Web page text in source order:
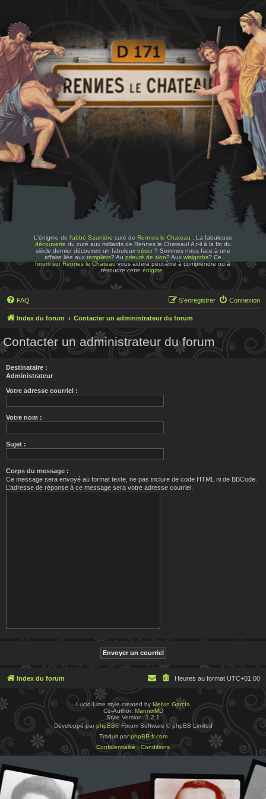
L'énigme de l'abbé Saunière curé de Rennes le Chateau : La fabuleuse
découverte du curé aux milliards de Rennes le Chateau! A t-il à la fin du
siècle dernier découvert un fabuleux trésor? Sommes nous face à une
affaire liée aux templiers? Au prieuré de sion? Aux wisigoths? Ce
forum sur Rennes le Chateauvous aidera peut-être à comprendre ou à
résoudre cetteénigme
FAQ Connexion
S’enregistrer
Index du forum Contacter un administrateur du forum
Contacter un administrateur du forum
Destinataire :
Administrateur
Votre adresse courriel :
Votre nom :
Sujet :
Corps du message :
Ce message sera envoyé au format texte, ne pas inclure de code HTML ni de BBCode.
L’adresse de réponse à ce message sera votre adresse courriel.
Index du forum Heures au format UTC+01:00
Lucid Lime style created by Melvin García
Co-Author: MannixMD
Style Version: 1.2.1
Développé parphpBB® Forum Software © phpBB Limited
Traduit parphpBB-fr.com
Confidentialité| Conditions